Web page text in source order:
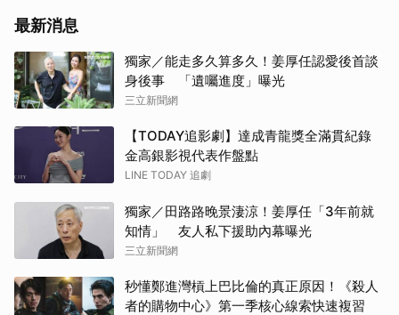
林智
申惠
王楚
最新消息
獨家／能走多久算多久！姜厚任認愛後首談
身後事 「遺囑進度」曝光
三立新聞網
【TODAY追影劇】達成青龍獎全滿貫紀錄
金高銀影視代表作盤點
LINE TODAY 追劇
獨家／田路路晚景淒涼！姜厚任「3年前就
知情」 友人私下援助內幕曝光
三立新聞網
秒懂鄭進灣槓上巴比倫的真正原因！《殺人
者的購物中心》第一季核心線索快速複習